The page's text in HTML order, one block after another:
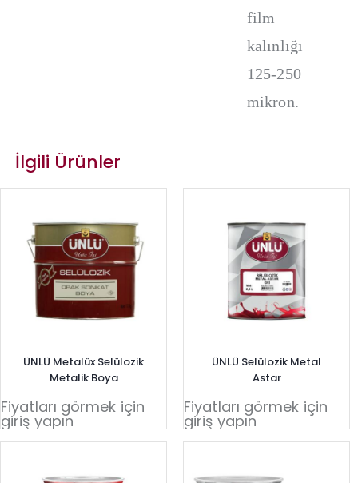
film
kalınlığı
125-250
mikron.
İlgili Ürünler
ÜNLÜ Metalüx Selülozik
Metalik Boya
Fiyatları görmek için
giriş yapın
ÜNLÜ Selülozik Metal
Astar
Fiyatları görmek için
giriş yapın